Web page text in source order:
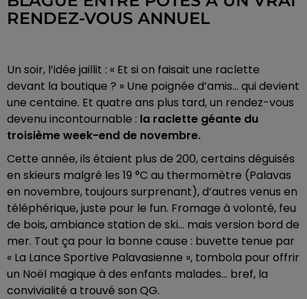
RENDEZ-VOUS ANNUEL
Un soir, l’idée jaillit : « Et si on faisait une raclette
devant la boutique ? » Une poignée d’amis… qui devient
une centaine. Et quatre ans plus tard, un rendez-vous
devenu incontournable : la raclette géante du
troisième week-end de novembre.
Cette année, ils étaient plus de 200, certains déguisés
en skieurs malgré les 19 °C au thermomètre (Palavas
en novembre, toujours surprenant), d’autres venus en
téléphérique, juste pour le fun. Fromage à volonté, feu
de bois, ambiance station de ski… mais version bord de
mer. Tout ça pour la bonne cause : buvette tenue par
« La Lance Sportive Palavasienne », tombola pour offrir
un Noël magique à des enfants malades… bref, la
convivialité a trouvé son QG.